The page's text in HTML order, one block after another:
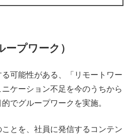
プワーク）
可能性がある、「リモートワー
ケーション不足を今のうちから
でグループワークを実施。
とを、社員に発信するコンテン